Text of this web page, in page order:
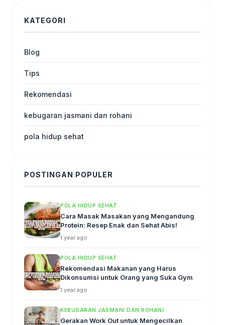
KATEGORI
Blog
Tips
Rekomendasi
kebugaran jasmani dan rohani
pola hidup sehat
POSTINGAN POPULER
POLA HIDUP SEHAT
Cara Masak Masakan yang Mengandung
Protein: Resep Enak dan Sehat Abis!
1 year ago
POLA HIDUP SEHAT
Rekomendasi Makanan yang Harus
Dikonsumsi untuk Orang yang Suka Gym
1 year ago
KEBUGARAN JASMANI DAN ROHANI
Gerakan Work Out untuk Mengecilkan